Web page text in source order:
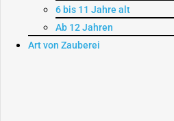
6 bis 11 Jahre alt
Ab 12 Jahren
Art von Zauberei